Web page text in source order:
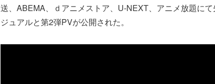
送、ABEMA、ｄアニメストア、U-NEXT、アニメ放題に
ジュアルと第2弾PVが公開された。